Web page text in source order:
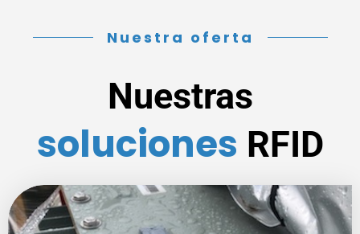
×
Nuestra oferta
Nuestras
soluciones RFID